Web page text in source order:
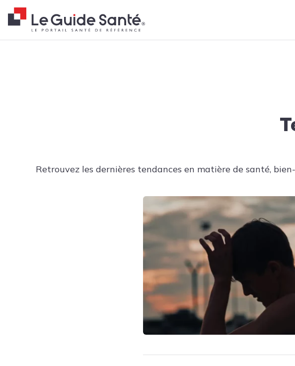
Retrouvez les dernières tendances en matière de santé,